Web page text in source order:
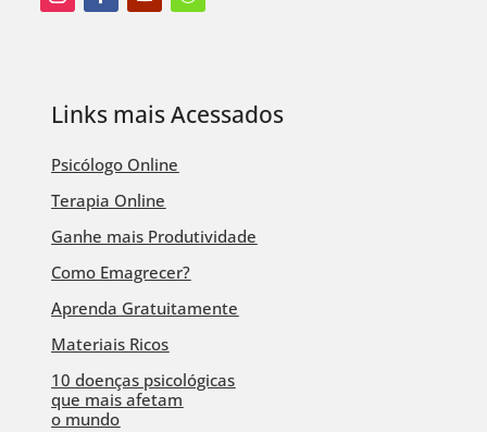
Links mais Acessados
Psicólogo Online
Terapia Online
Ganhe mais Produtividade
Como Emagrecer?
Aprenda Gratuitamente
Materiais Ricos
10 doenças psicológicas
que mais afetam
o mundo